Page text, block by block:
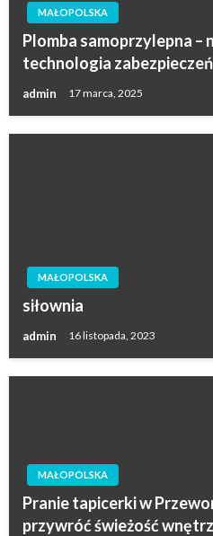
MAŁOPOLSKA
Plomba samoprzylepna –
technologia zabezpieczeń
admin 17 marca, 2025
MAŁOPOLSKA
siłownia
admin 16 listopada, 2023
MAŁOPOLSKA
Pranie tapicerki w
przywróć świeżość